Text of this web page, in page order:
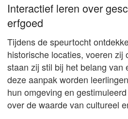
Interactief leren over
erfgoed
Tijdens de speurtocht
historische locaties, voeren zij
staan zij stil bij het belang van
deze aanpak worden
hun omgeving en
over de waarde van cultureel